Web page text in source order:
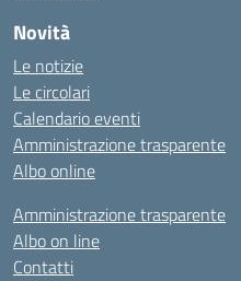
Novità
Le notizie
Le circolari
Calendario eventi
Amministrazione trasparente
Albo online
Amministrazione trasparente
Albo on line
Contatti